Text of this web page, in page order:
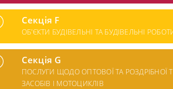
Секція F
ОБ'ЄКТИ БУДІВЕЛЬНІ ТА БУДІВЕЛЬНІ
Секція G
ПОСЛУГИ ЩОДО ОПТОВОЇ ТА
ЗАСОБІВ І МОТОЦИКЛІВ